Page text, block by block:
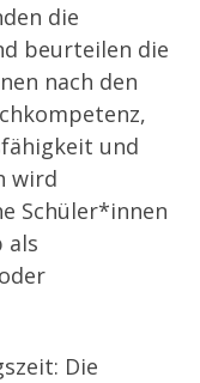
die
beurteilen die
nach den
und
wird
Schüler*innen
als
Die